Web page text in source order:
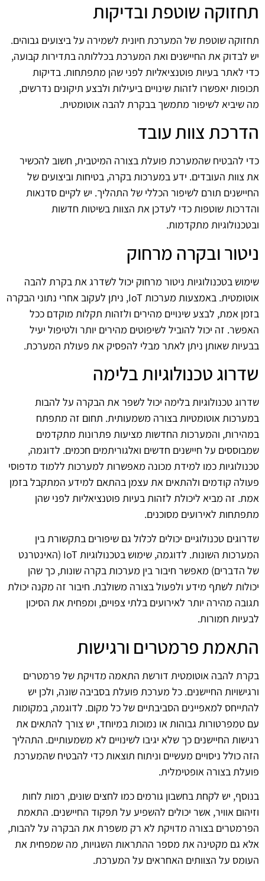
תחזוקה שוטפת ובדיקות
תחזוקה שוטפת של המערכת חיונית לשמירה על ביצועים גבוהים.
יש לבדוק את החיישנים ואת המערכת בכללותה בתדירות קבועה,
כדי לאתר בעיות פוטנציאליות לפני שהן מתפתחות. בדיקות
תכופות יאפשרו לזהות שינויים ביעילות ולבצע תיקונים נדרשים,
מה שיביא לשיפור מתמשך בבקרת להבה אוטומטית.
הדרכת צוות עובד
כדי להבטיח שהמערכת פועלת בצורה המיטבית, חשוב להכשיר
את צוות העובדים. ידע במערכות בקרה, בטיחות וביצועים של
החיישנים תורם לשיפור הכללי של התהליך. יש לקיים סדנאות
והדרכות שוטפות כדי לעדכן את הצוות בשיטות חדשות
ובטכנולוגיות מתקדמות.
ניטור ובקרה מרחוק
שימוש בטכנולוגיות ניטור מרחוק יכול לשדרג את בקרת להבה
אוטומטית. באמצעות מערכות IoT, ניתן לעקוב אחרי נתוני הבקרה
בזמן אמת, לבצע שינויים מהירים ולזהות תקלות מוקדם ככל
האפשר. זה יכול להוביל לשיפוטים מהירים יותר ולטיפול יעיל
בבעיות שאותן ניתן לאתר מבלי להפסיק את פעולת המערכת.
שדרוג טכנולוגיות בלימה
שדרוג טכנולוגיות בלימה יכול לשפר את הבקרה על להבות
במערכות אוטומטיות בצורה משמעותית. תחום זה מתפתח
במהירות, והמערכות החדשות מציעות פתרונות מתקדמים
שמבוססים על חיישנים חדשים ואלגוריתמים חכמים. לדוגמה,
טכנולוגיות כמו למידת מכונה מאפשרות למערכות ללמוד מדפוסי
פעולה קודמים ולהתאים את עצמן בהתאם למידע המתקבל בזמן
אמת. זה מביא ליכולת לזהות בעיות פוטנציאליות לפני שהן
מתפתחות לאירועים מסוכנים.
שדרוגים טכנולוגיים יכולים לכלול גם שיפורים בתקשורת בין
המערכות השונות. לדוגמה, שימוש בטכנולוגיות IoT (האינטרנט
של הדברים) מאפשר חיבור בין מערכות בקרה שונות, כך שהן
יכולות לשתף מידע ולפעול בצורה משולבת. חיבור זה מקנה יכולת
תגובה מהירה יותר לאירועים בלתי צפויים, ומפחית את הסיכון
לבעיות חמורות.
התאמת פרמטרים ורגישות
בקרת להבה אוטומטית דורשת התאמה מדויקת של פרמטרים
ורגישויות החיישנים. כל מערכת פועלת בסביבה שונה, ולכן יש
להתייחס למאפיינים הסביבתיים של כל מקום. לדוגמה, במקומות
עם טמפרטורות גבוהות או נמוכות במיוחד, יש צורך להתאים את
רגישות החיישנים כך שלא יגיבו לשינויים לא משמעותיים. התהליך
הזה כולל ניסויים מעשיים וניתוח תוצאות כדי להבטיח שהמערכת
פועלת בצורה אופטימלית.
בנוסף, יש לקחת בחשבון גורמים כמו לחצים שונים, רמות לחות
וזיהום אוויר, אשר יכולים להשפיע על תפקוד החיישנים. התאמת
הפרמטרים בצורה מדויקת לא רק משפרת את הבקרה על להבות,
אלא גם מקטינה את מספר ההתראות השגויות, מה שמפחית את
העומס על הצוותים האחראים על המערכת.